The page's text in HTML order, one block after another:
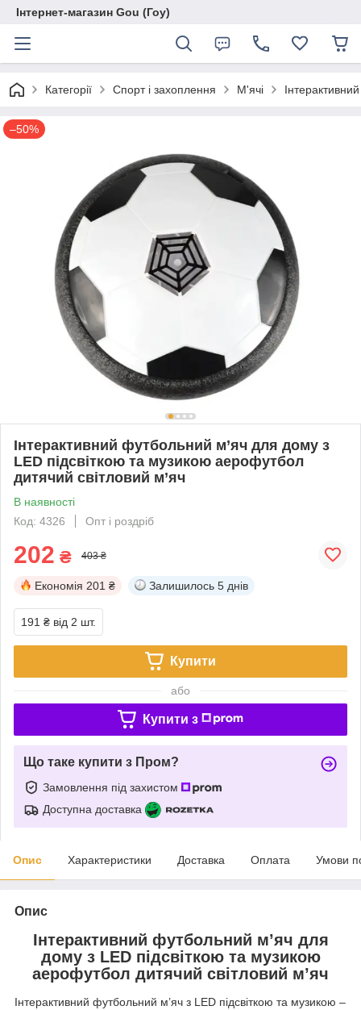
Інтернет-магазин Gou (Гоу)
Категорії Спорт і захоплення М'ячі
–50%
Інтерактивний футбольний м’яч для дому з
LED підсвіткою та музикою аерофутбол
дитячий світловий м’яч
В наявності
Код: 4326
Опт і роздріб
202 ₴ 403 ₴
Економія 201 ₴ Залишилось 5 днів
191 ₴ від 2 шт.
Купити
або
Купити з
Що таке купити з Пром?
Замовлення під захистом
Доступна доставка
Опис Характеристики Доставка Оплата Умови
Опис
Інтерактивний футбольний м’яч для
дому з LED підсвіткою та музикою
аерофутбол дитячий світловий м’яч
Інтерактивний футбольний м’яч з LED підсвіткою та музикою –